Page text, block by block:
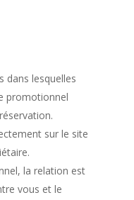
dans lesquelles
promotionnel
sur le site
la relation est
vous et le